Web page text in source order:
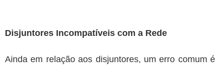
Disjuntores Incompatíveis com a Rede
Ainda em relação aos disjuntores, um erro comum é